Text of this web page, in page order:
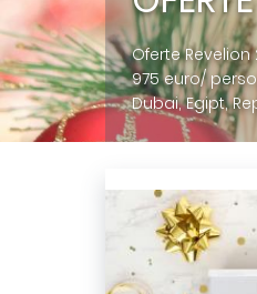
Oferte
975 euro/
Dubai, Egipt,